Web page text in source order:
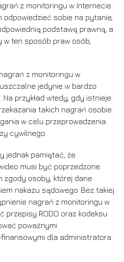
z monitoringu w Internecie
sobie na pytanie,
podstawę prawną, a
ten sposób praw osób,
z monitoringu w
jedynie w bardzo
przykład wtedy, gdy istnieje
takich nagrań osobie
w celu przeprowadzenia
cywilnego.
jednak pamiętać, że
musi być poprzedzone
zgody osoby, której dane
nakazu sądowego. Bez takiej
nagrań z monitoringu w
przepisy RODO oraz kodeksu
poważnymi
dla administratora